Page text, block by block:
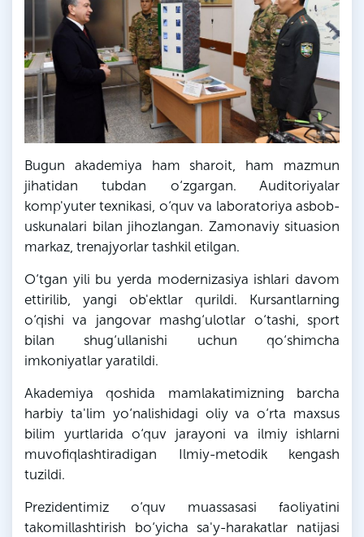
Bugun akademiya ham sharoit, ham mazmun
jihatidan tubdan o‘zgargan. Auditoriyalar
komp'yuter texnikasi, o‘quv va laboratoriya asbob-
uskunalari bilan jihozlangan. Zamonaviy situasion
markaz, trenajyorlar tashkil etilgan.
O‘tgan yili bu yerda modernizasiya ishlari davom
ettirilib, yangi ob'ektlar qurildi. Kursantlarning
o‘qishi va jangovar mashg‘ulotlar o‘tashi, sport
bilan shug‘ullanishi uchun qo‘shimcha
imkoniyatlar yaratildi.
Akademiya qoshida mamlakatimizning barcha
harbiy ta'lim yo‘nalishidagi oliy va o‘rta maxsus
bilim yurtlarida o‘quv jarayoni va ilmiy ishlarni
muvofiqlashtiradigan Ilmiy-metodik kengash
tuzildi.
Prezidentimiz o‘quv muassasasi faoliyatini
takomillashtirish bo‘yicha sa'y-harakatlar natijasi